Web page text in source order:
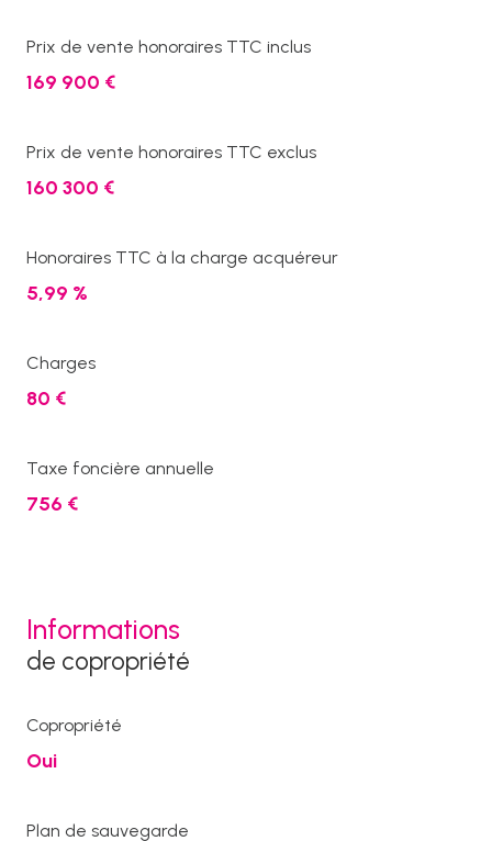
Prix de vente honoraires TTC inclus
169 900 €
Prix de vente honoraires TTC exclus
160 300 €
Honoraires TTC à la charge acquéreur
5,99 %
Charges
80 €
Taxe foncière annuelle
756 €
Informations
de copropriété
Copropriété
Oui
Plan de sauvegarde